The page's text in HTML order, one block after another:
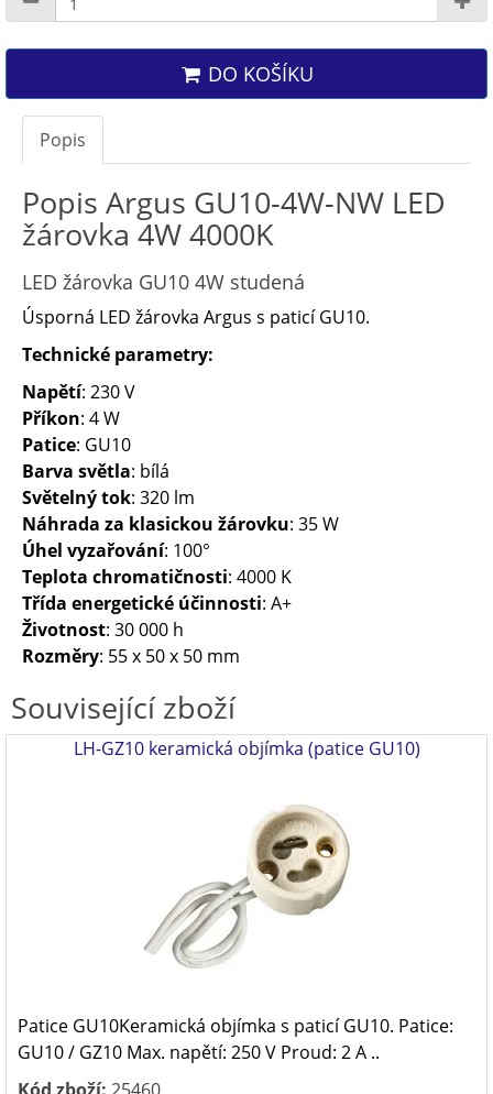
DO KOŠÍKU
Popis
Popis Argus GU10-4W-NW LED
žárovka 4W 4000K
LED žárovka GU10 4W studená
Úsporná LED žárovka Argus s paticí GU10.
Technické parametry:
Napětí: 230 V
Příkon: 4 W
Patice: GU10
Barva světla: bílá
Světelný tok: 320 lm
Náhrada za klasickou žárovku: 35 W
Úhel vyzařování: 100°
Teplota chromatičnosti: 4000 K
Třída energetické účinnosti: A+
Životnost: 30 000 h
Rozměry: 55 x 50 x 50 mm
Související zboží
LH-GZ10 keramická objímka (patice GU10)
Patice GU10Keramická objímka s paticí GU10. Patice:
GU10 / GZ10 Max. napětí: 250 V Proud: 2 A ..